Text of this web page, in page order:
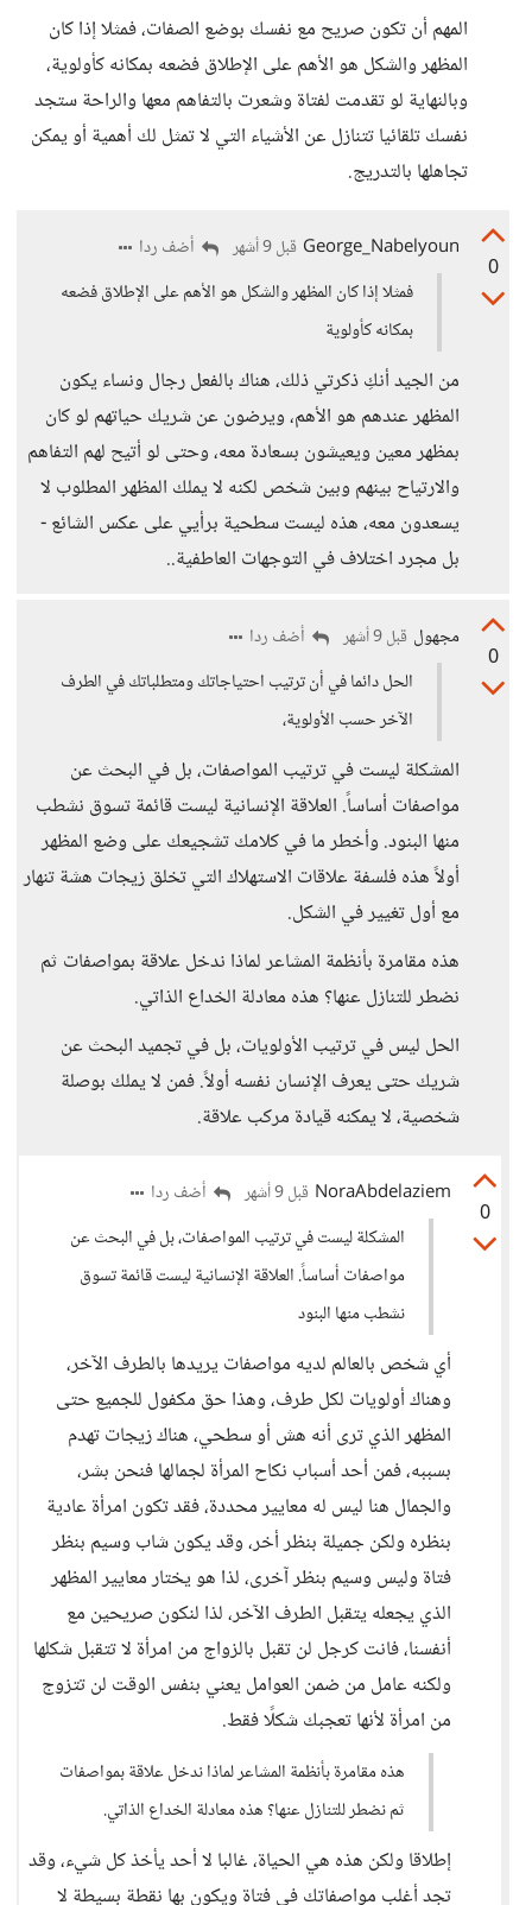
المهم أن تكون صريح مع نفسك بوضع الصفات، فمثلا إذا كان
المظهر والشكل هو الأهم على الإطلاق فضعه بمكانه كأولوية،
وبالنهاية لو تقدمت لفتاة وشعرت بالتفاهم معها والراحة ستجد
نفسك تلقائيا تتنازل عن الأشياء التي لا تمثل لك أهمية أو يمكن
تجاهلها بالتدريج.
0
George_Nabelyoun قبل 9 أشهر
أضف ردا
فمثلا إذا كان المظهر والشكل هو الأهم على الإطلاق فضعه
بمكانه كأولوية
من الجيد أنكِ ذكرتي ذلك، هناك بالفعل رجال ونساء يكون
المظهر عندهم هو الأهم، ويرضون عن شريك حياتهم لو كان
بمظهر معين ويعيشون بسعادة معه، وحتى لو أتيح لهم التفاهم
والارتياح بينهم وبين شخص لكنه لا يملك المظهر المطلوب لا
يسعدون معه، هذه ليست سطحية برأيي على عكس الشائع -
بل مجرد اختلاف في التوجهات العاطفية..
0
مجهول قبل 9 أشهر
أضف ردا
الحل دائما في أن ترتيب احتياجاتك ومتطلباتك في الطرف
الآخر حسب الأولوية،
المشكلة ليست في ترتيب المواصفات، بل في البحث عن
مواصفات أساساً. العلاقة الإنسانية ليست قائمة تسوق نشطب
منها البنود. وأخطر ما في كلامك تشجيعك على وضع المظهر
أولاً هذه فلسفة علاقات الاستهلاك التي تخلق زيجات هشة تنهار
مع أول تغيير في الشكل.
هذه مقامرة بأنظمة المشاعر لماذا ندخل علاقة بمواصفات ثم
نضطر للتنازل عنها؟ هذه معادلة الخداع الذاتي.
الحل ليس في ترتيب الأولويات، بل في تجميد البحث عن
شريك حتى يعرف الإنسان نفسه أولاً. فمن لا يملك بوصلة
شخصية، لا يمكنه قيادة مركب علاقة.
0
NoraAbdelaziem قبل 9 أشهر
أضف ردا
المشكلة ليست في ترتيب المواصفات، بل في البحث عن
مواصفات أساساً. العلاقة الإنسانية ليست قائمة تسوق
نشطب منها البنود
أي شخص بالعالم لديه مواصفات يريدها بالطرف الآخر،
وهناك أولويات لكل طرف، وهذا حق مكفول للجميع حتى
المظهر الذي ترى أنه هش أو سطحي، هناك زيجات تهدم
بسببه، فمن أحد أسباب نكاح المرأة لجمالها فنحن بشر،
والجمال هنا ليس له معايير محددة، فقد تكون امرأة عادية
بنظره ولكن جميلة بنظر أخر، وقد يكون شاب وسيم بنظر
فتاة وليس وسيم بنظر آخرى، لذا هو يختار معايير المظهر
الذي يجعله يتقبل الطرف الآخر، لذا لنكون صريحين مع
أنفسنا، فانت كرجل لن تقبل بالزواج من امرأة لا تتقبل شكلها
ولكنه عامل من ضمن العوامل يعني بنفس الوقت لن تتزوج
من امرأة لأنها تعجبك شكلًا فقط.
هذه مقامرة بأنظمة المشاعر لماذا ندخل علاقة بمواصفات
ثم نضطر للتنازل عنها؟ هذه معادلة الخداع الذاتي.
إطلاقا ولكن هذه هي الحياة، غالبا لا أحد يأخذ كل شيء، وقد
تجد أغلب مواصفاتك في فتاة ويكون بها نقطة بسيطة لا